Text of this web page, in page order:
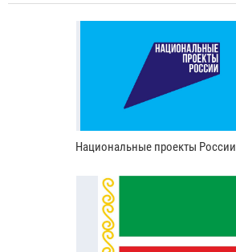
Национальные проекты России